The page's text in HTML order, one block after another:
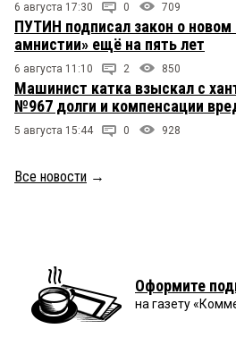
6 августа 17:30 0 709
ПУТИН подписал закон о новом
амнистии» ещё на пять лет
6 августа 11:10 2 850
Машинист катка взыскал с
№967 долги и компенсации
5 августа 15:44 0 928
Все новости →
Оформите
на газету